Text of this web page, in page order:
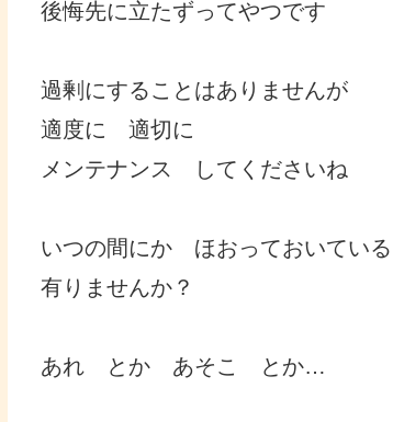
後悔先に立たずってやつです
過剰にすることはありませんが
適度に 適切に
メンテナンス してくださいね
いつの間にか ほおっておいている
有りませんか？
あれ とか あそこ とか…